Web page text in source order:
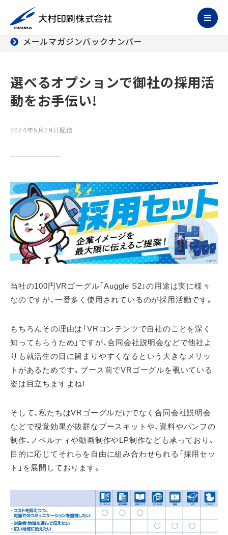
メールマガジンバックナンバー
選べるオプションで御社の採用活
動をお手伝い!
2024年5月29日配信
当社の100円VRゴーグル「Auggle S2」の用途は実に様々
なのですが、一番多く使用されているのが採用活動です。
もちろんその理由は「VRコンテンツで自社のことを深く
知ってもらうため」ですが、合同会社説明会などで他社よ
りも就活生の目に留まりやすくなるという大きなメリッ
トがあるためです。ブース前でVRゴーグルを覗いている
姿は目立ちますよね!
そして、私たちはVRゴーグルだけでなく合同会社説明会
などで視覚効果が抜群なブースキットや、資料やパンフの
制作、ノベルティや動画制作やLP制作なども承っており、
目的に応じてそれらを自由に組み合わせられる「採用セッ
ト」を展開しております。